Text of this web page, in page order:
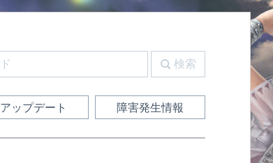
運営ポリシー
検索
アップデート 障害発生情報